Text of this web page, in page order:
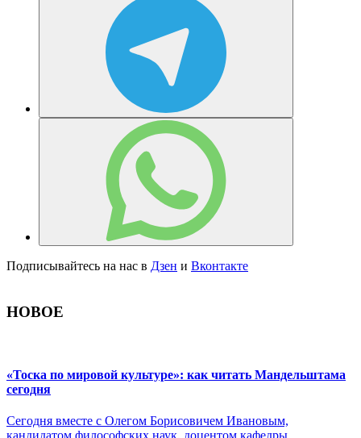
Подписывайтесь на нас в Дзен и Вконтакте
НОВОЕ
«Тоска по мировой культуре»: как читать Мандельштама
сегодня
Сегодня вместе с Олегом Борисовичем Ивановым,